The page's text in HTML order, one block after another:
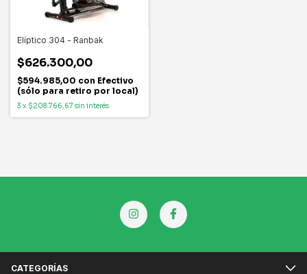
Elíptico 304 - Ranbak
$626.300,00
$594.985,00 con Efectivo
(sólo para retiro por local)
3 x $208.766,67 sin interés
CATEGORÍAS